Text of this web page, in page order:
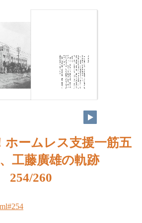
ホームレス支援一筋五
工藤廣雄の軌跡
254/260